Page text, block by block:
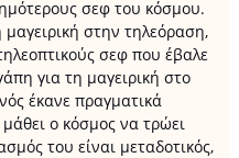
σεφ του κόσμου.
στην τηλεόραση,
σεφ που έβαλε
για τη μαγειρική στο
έκανε πραγματικά
ο κόσμος να τρώει
του είναι μεταδοτικός,